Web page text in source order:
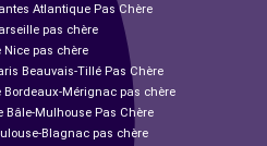
Atlantique Pas Chère
pas chère
Nice pas chère
Beauvais-Tillé Pas Chère
Bordeaux-Mérignac pas chère
Bâle-Mulhouse Pas Chère
Blagnac pas chère